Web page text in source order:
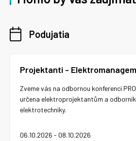
Podujatia
Projektanti -
06.10.2026 - 08.10.2026
Zveme vás na odbornou konferenci
určena elektroprojektantům a
elektrotechniky.